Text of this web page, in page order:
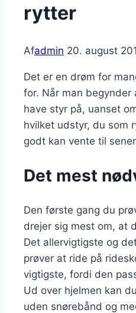
rytter
Afadmin 20. august
Det er en drøm for
for. Når man
have styr på, uanset
hvilket udstyr, du som
godt kan vente til
Det mest
Den første gang du
drejer sig mest om, at
Det allervigtigste og
prøver at ride på
vigtigste, fordi den
Ud over hjelmen kan
uden snørebånd og